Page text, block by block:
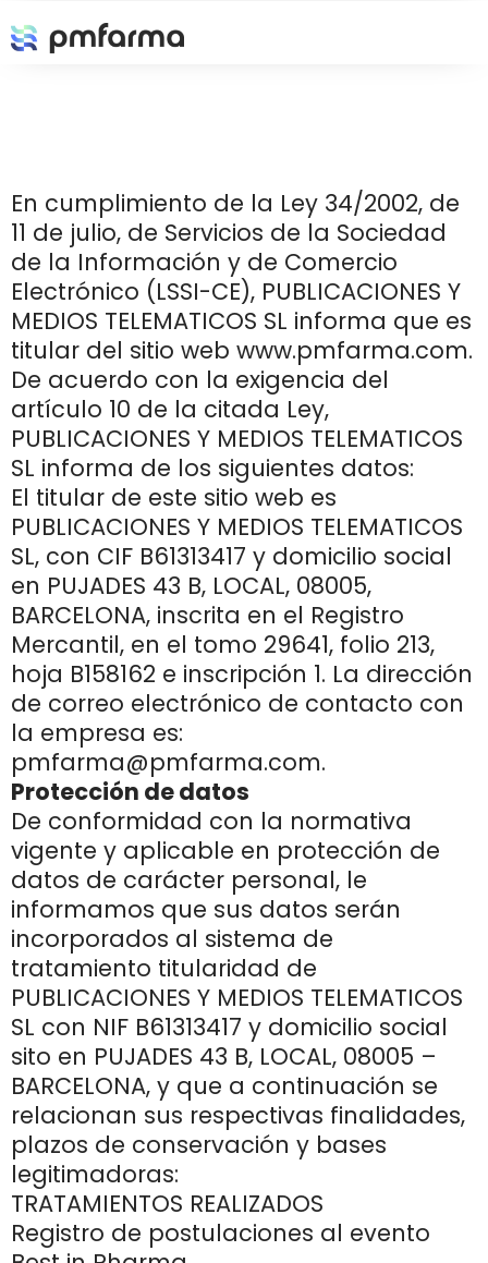
Cláusula Best in Pharma
En cumplimiento de la Ley 34/2002, de
11 de julio, de Servicios de la Sociedad
de la Información y de Comercio
Electrónico (LSSI-CE), PUBLICACIONES Y
MEDIOS TELEMATICOS SL informa que es
titular del sitio web www.pmfarma.com.
De acuerdo con la exigencia del
artículo 10 de la citada Ley,
PUBLICACIONES Y MEDIOS TELEMATICOS
SL informa de los siguientes datos:
El titular de este sitio web es
PUBLICACIONES Y MEDIOS TELEMATICOS
SL, con CIF B61313417 y domicilio social
en PUJADES 43 B, LOCAL, 08005,
BARCELONA, inscrita en el Registro
Mercantil, en el tomo 29641, folio 213,
hoja B158162 e inscripción 1. La dirección
de correo electrónico de contacto con
la empresa es:
pmfarma@pmfarma.com.
Protección de datos
De conformidad con la normativa
vigente y aplicable en protección de
datos de carácter personal, le
informamos que sus datos serán
incorporados al sistema de
tratamiento titularidad de
PUBLICACIONES Y MEDIOS TELEMATICOS
SL con NIF B61313417 y domicilio social
sito en PUJADES 43 B, LOCAL, 08005 –
BARCELONA, y que a continuación se
relacionan sus respectivas finalidades,
plazos de conservación y bases
legitimadoras:
TRATAMIENTOS REALIZADOS
Registro de postulaciones al evento